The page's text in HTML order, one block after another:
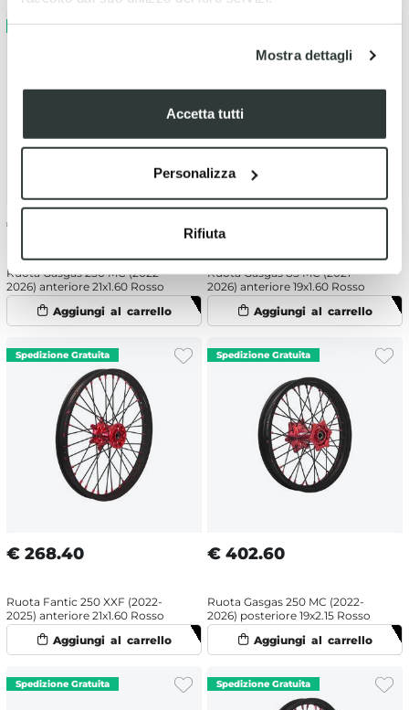
Mostra dettagli
Accetta tutti
Personalizza
Rifiuta
€
Ruota Gasgas 250 MC (2022-
2026) anteriore 21x1.60 Rosso
€
Ruota Gasgas 85 MC (2021-
2026) anteriore 19x1.60 Rosso
€ 268.40
Ruota Fantic 250 XXF (2022-
2025) anteriore 21x1.60 Rosso
€ 402.60
Ruota Gasgas 250 MC (2022-
2026) posteriore 19x2.15 Rosso